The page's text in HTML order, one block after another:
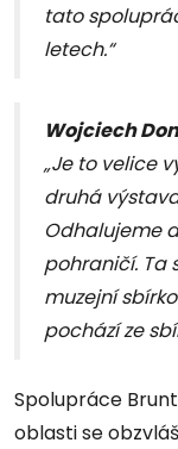
tato
letech.“
Wojciech
„Je to velice
druhá
Odhalujeme
pohraničí. Ta
muzejní
pochází ze
Spolupráce
oblasti se